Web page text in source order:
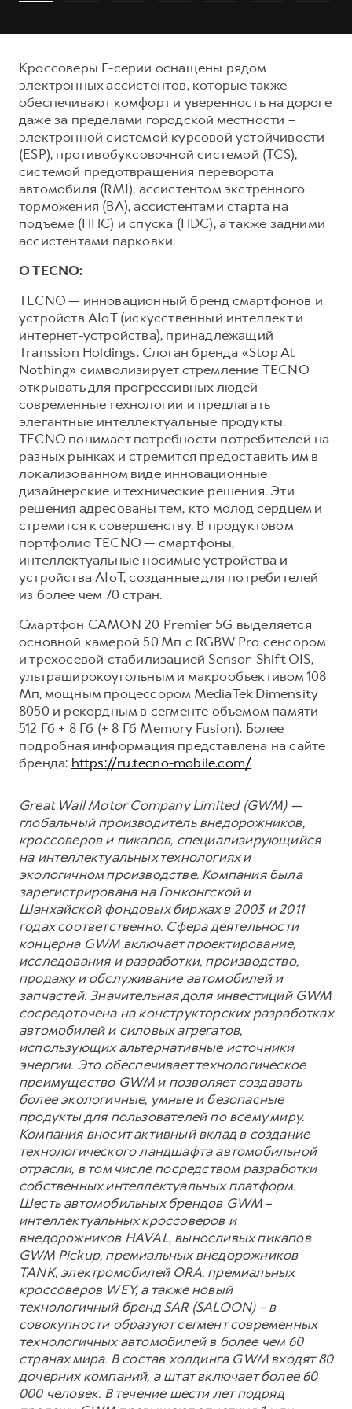
Кроссоверы F-серии оснащены рядом
электронных ассистентов, которые также
обеспечивают комфорт и уверенность на дороге
даже за пределами городской местности –
электронной системой курсовой устойчивости
(ESP), противобуксовочной системой (TCS),
системой предотвращения переворота
автомобиля (RMI), ассистентом экстренного
торможения (ВА), ассистентами старта на
подъеме (ННС) и спуска (HDC), а также задними
ассистентами парковки.
О TECNO:
TECNO — инновационный бренд смартфонов и
устройств AIoT (искусственный интеллект и
интернет-устройства), принадлежащий
Transsion Holdings. Слоган бренда «Stop At
Nothing» символизирует стремление TECNO
открывать для прогрессивных людей
современные технологии и предлагать
элегантные интеллектуальные продукты.
TECNO понимает потребности потребителей на
разных рынках и стремится предоставить им в
локализованном виде инновационные
дизайнерские и технические решения. Эти
решения адресованы тем, кто молод сердцем и
стремится к совершенству. В продуктовом
портфолио TECNO — смартфоны,
интеллектуальные носимые устройства и
устройства AIoT, созданные для потребителей
из более чем 70 стран.
Смартфон CAMON 20 Premier 5G выделяется
основной камерой 50 Мп с RGBW Pro сенсором
и трехосевой стабилизацией Sensor-Shift OIS,
ультраширокоугольным и макрообъективом 108
Мп, мощным процессором MediaTek Dimensity
8050 и рекордным в сегменте объемом памяти
512 Гб + 8 Гб (+ 8 Гб Memory Fusion). Более
подробная информация представлена на сайте
бренда: https://ru.tecno-mobile.com/
Great Wall Motor Company Limited (GWM) —
глобальный производитель внедорожников,
кроссоверов и пикапов, специализирующийся
на интеллектуальных технологиях и
экологичном производстве. Компания была
зарегистрирована на Гонконгской и
Шанхайской фондовых биржах в 2003 и 2011
годах соответственно. Сфера деятельности
концерна GWM включает проектирование,
исследования и разработки, производство,
продажу и обслуживание автомобилей и
запчастей. Значительная доля инвестиций GWM
сосредоточена на конструкторских разработках
автомобилей и силовых агрегатов,
использующих альтернативные источники
энергии. Это обеспечивает технологическое
преимущество GWM и позволяет создавать
более экологичные, умные и безопасные
продукты для пользователей по всему миру.
Компания вносит активный вклад в создание
технологического ландшафта автомобильной
отрасли, в том числе посредством разработки
собственных интеллектуальных платформ.
Шесть автомобильных брендов GWM –
интеллектуальных кроссоверов и
внедорожников HAVAL, выносливых пикапов
GWM Pickup, премиальных внедорожников
TANK, электромобилей ORA, премиальных
кроссоверов WEY, а также новый
технологичный бренд SAR (SALOON) – в
совокупности образуют сегмент современных
технологичных автомобилей в более чем 60
странах мира. В состав холдинга GWM входят 80
дочерних компаний, а штат включает более 60
000 человек. В течение шести лет подряд